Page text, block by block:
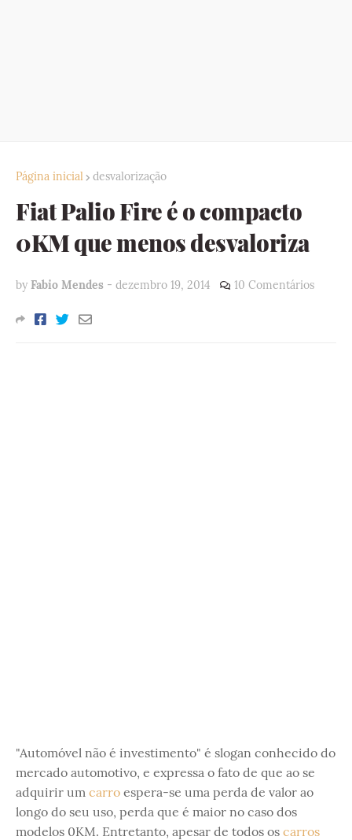
Página inicial desvalorização
Fiat Palio Fire é o compacto
0KM que menos desvaloriza
by Fabio Mendes - dezembro 19, 2014 10 Comentários
"Automóvel não é investimento" é slogan conhecido do
mercado automotivo, e expressa o fato de que ao se
adquirir um carro espera-se uma perda de valor ao
longo do seu uso, perda que é maior no caso dos
modelos 0KM. Entretanto, apesar de todos os carros